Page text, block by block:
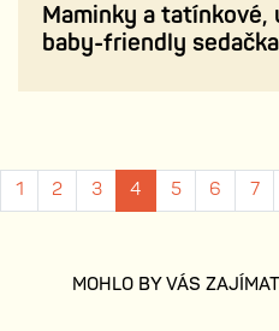
Maminky a
baby-friendly sedačka
1 2 3 4 5 6 7
MOHLO BY VÁS ZAJÍMAT